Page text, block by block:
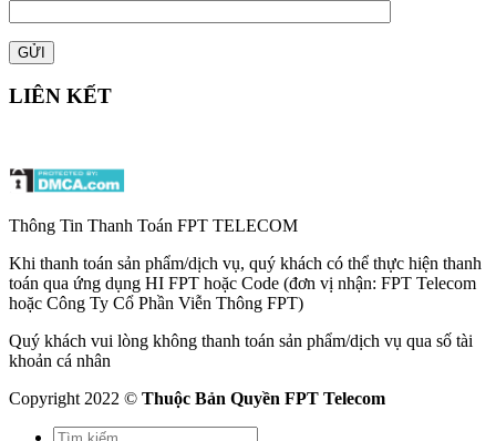
LIÊN KẾT
Thông Tin Thanh Toán FPT TELECOM
Khi thanh toán sản phẩm/dịch vụ, quý khách có thể thực hiện thanh
toán qua ứng dụng HI FPT hoặc Code (đơn vị nhận: FPT Telecom
hoặc Công Ty Cổ Phần Viễn Thông FPT)
Quý khách vui lòng không thanh toán sản phẩm/dịch vụ qua số tài
khoản cá nhân
Copyright 2022 © Thuộc Bản Quyền FPT Telecom